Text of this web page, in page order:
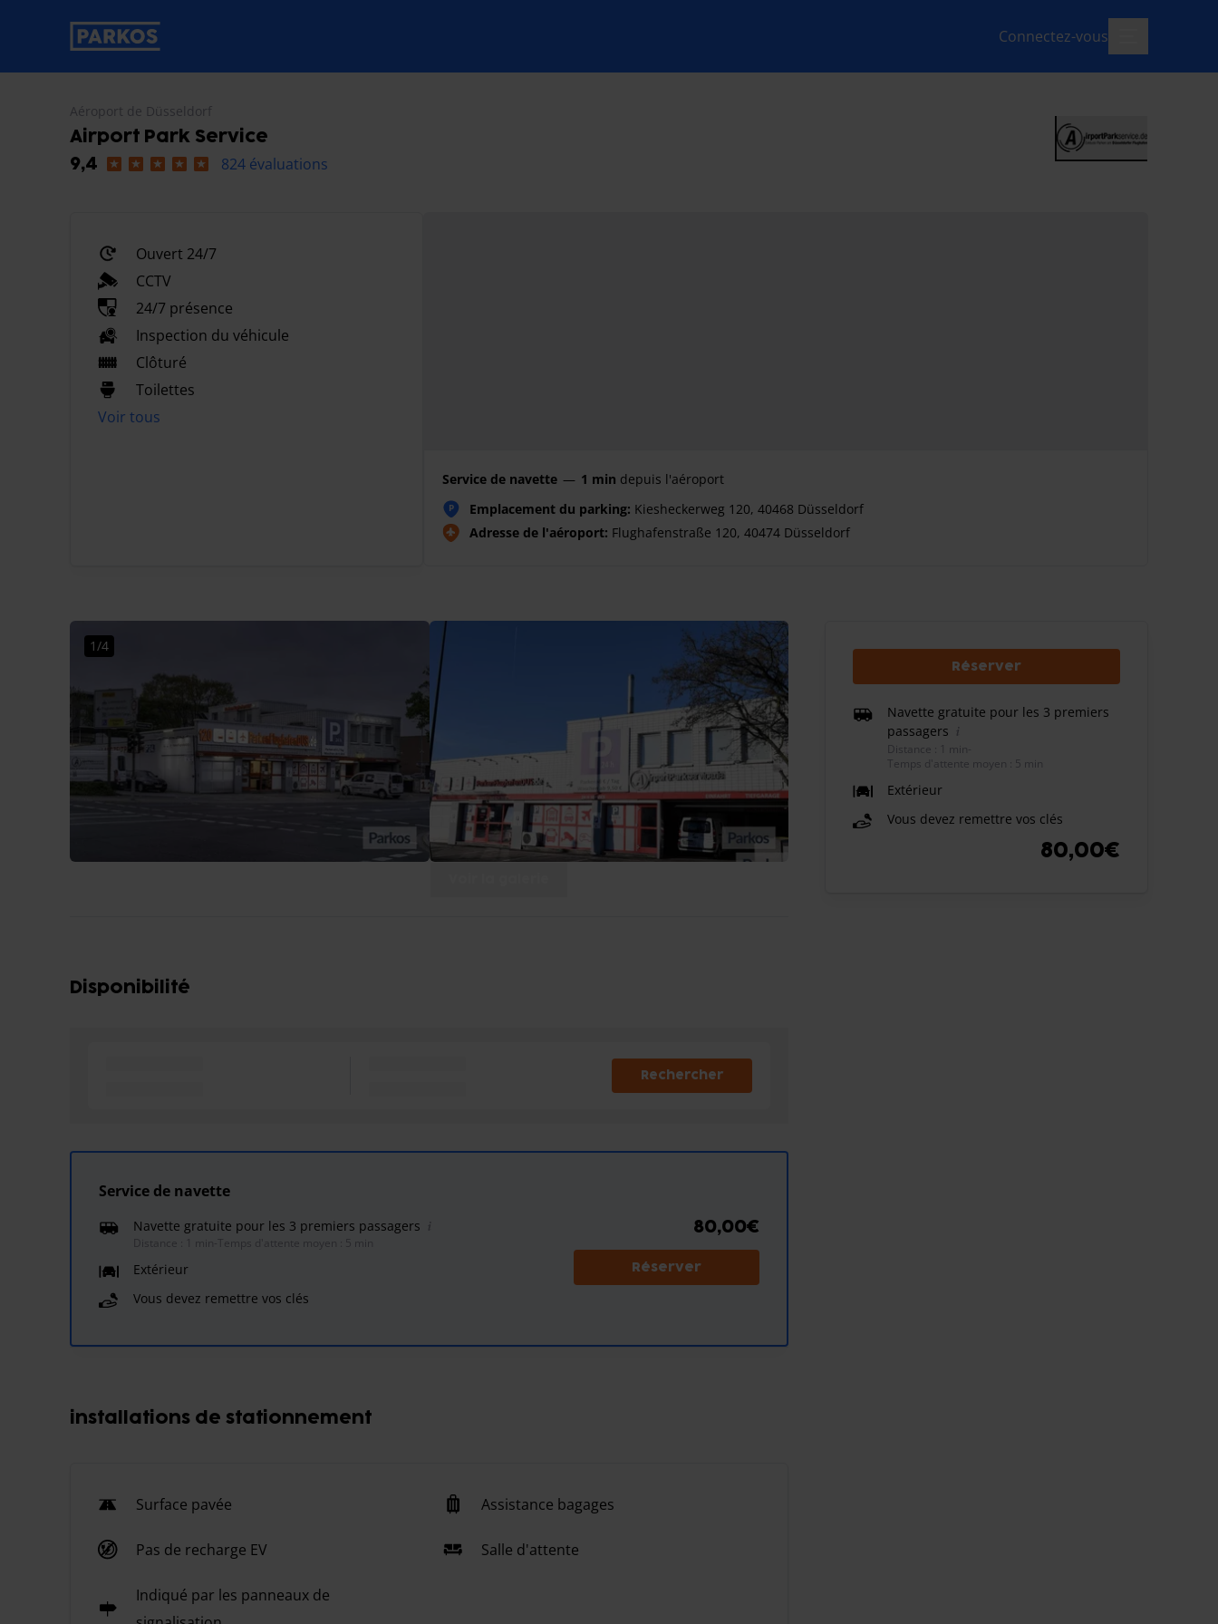
étiquette-de-navigation-principale Connectez-vous
Aéroport de Düsseldorf
Airport Park Service
9,4
824 évaluations
Ouvert 24/7
CCTV
24/7 présence
Inspection du véhicule
Clôturé
Toilettes
Voir tous
Service de navette — 1 min depuis l'aéroport
P Emplacement du parking: Kiesheckerweg 120, 40468 Düsseldorf
Adresse de l'aéroport: Flughafenstraße 120, 40474 Düsseldorf
1/4
Disponibilité
Rechercher
Service de navette
Navette gratuite pour les 3 premiers passagers
Distance : 1 min Temps d'attente moyen : 5 min
Extérieur
Vous devez remettre vos clés
80,00€
Réserver
installations de stationnement
Surface pavée Assistance bagages
Pas de recharge EV Salle d'attente
Indiqué par les panneaux de
Réserver
Navette gratuite pour les 3 premiers
passagers
Distance : 1 min
Temps d'attente moyen : 5 min
Extérieur
Vous devez remettre vos clés
80,00€